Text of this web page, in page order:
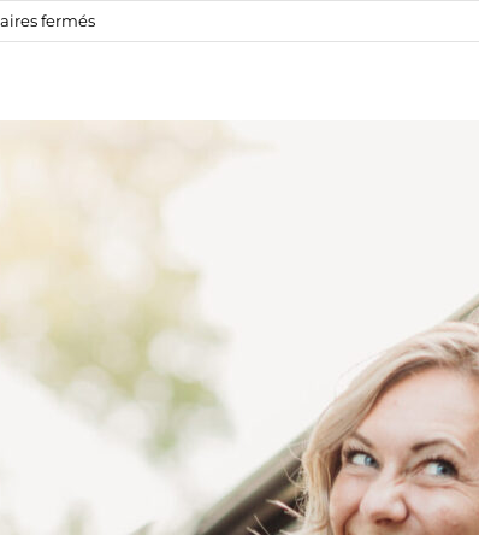
ferméssur
Éviter